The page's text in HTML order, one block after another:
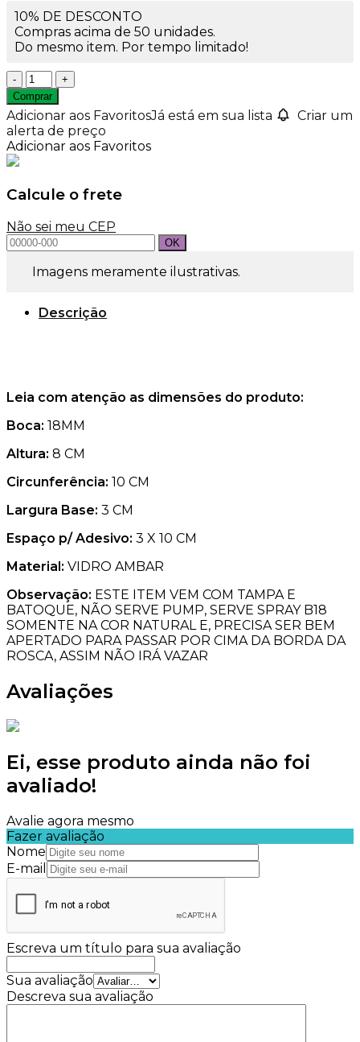
10% DE DESCONTO
Compras acima de 50 unidades.
Do mesmo item. Por tempo limitado!
Frasco
de
Vidro
Ambar
30ml
com
Lacre
e
quantidade
Comprar
Adicionar aos FavoritosJá está em sua lista
Criar um
alerta de preço
Adicionar aos Favoritos
Calcule o frete
Não sei meu CEP
Imagens meramente ilustrativas.
Descrição
Leia com atenção as dimensões do produto:
Boca: 18MM
Altura: 8 CM
Circunferência: 10 CM
Largura Base: 3 CM
Espaço p/ Adesivo: 3 X 10 CM
Material: VIDRO AMBAR
Observação: ESTE ITEM VEM COM TAMPA E
BATOQUE, NÃO SERVE PUMP, SERVE SPRAY B18
SOMENTE NA COR NATURAL E, PRECISA SER BEM
APERTADO PARA PASSAR POR CIMA DA BORDA DA
ROSCA, ASSIM NÃO IRÁ VAZAR
Avaliações
Ei, esse produto ainda não foi
avaliado!
Avalie agora mesmo
Fazer avaliação
Nome
E-mail
Escreva um título para sua avaliação
Sua avaliação
Descreva sua avaliação